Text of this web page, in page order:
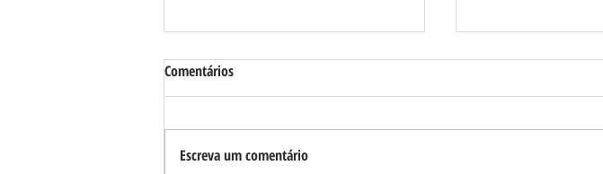
Comentários
Escreva um comentário